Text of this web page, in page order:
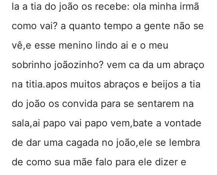
la a tia do joão os recebe: ola minha irmã
como vai? a quanto tempo a gente não se
vê,e esse menino lindo ai e o meu
sobrinho joãozinho? vem ca da um abraço
na titia.apos muitos abraços e beijos a tia
do joão os convida para se sentarem na
sala,ai papo vai papo vem,bate a vontade
de dar uma cagada no joão,ele se lembra
de como sua mãe falo para ele dizer e